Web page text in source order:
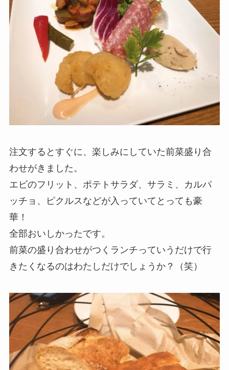
注文するとすぐに、楽しみにしていた前菜盛り合
わせがきました。
エビのフリット、ポテトサラダ、サラミ、カルパ
ッチョ、ピクルスなどが入っていてとっても豪
華！
全部おいしかったです。
前菜の盛り合わせがつくランチっていうだけで行
きたくなるのはわたしだけでしょうか？（笑）